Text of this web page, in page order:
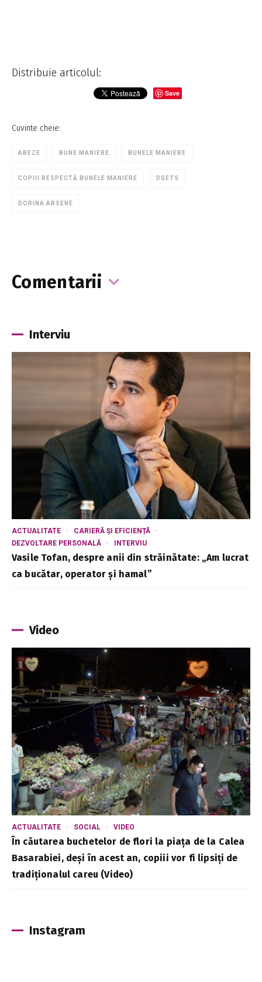
Distribuie articolul:
Save
Cuvinte cheie:
ABEZE BUNE MANIERE BUNELE MANIERE
COPIII RESPECTĂ BUNELE MANIERE DGETS
DORINA ARSENE
Comentarii
Interviu
ACTUALITATE
CARIERĂ ȘI EFICIENȚĂ
DEZVOLTARE PERSONALĂ
INTERVIU
Vasile Tofan, despre anii din străinătate: „Am lucrat
ca bucătar, operator și hamal”
Video
ACTUALITATE SOCIAL VIDEO
În căutarea buchetelor de flori la piața de la Calea
Basarabiei, deși în acest an, copiii vor fi lipsiți de
tradiționalul careu (Video)
Instagram